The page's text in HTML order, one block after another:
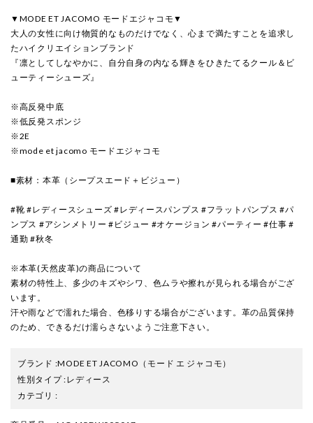
▼MODE ET JACOMO モードエジャコモ▼
大人の女性に向け物質的なものだけでなく、心まで満たすことを追求し
たハイクリエイションブランド
『凛としてしなやかに、自分自身の内なる輝きをひきたてるクール＆ビ
ューティーシューズ』
※高反発中底
※低反発スポンジ
※2E
※mode et jacomo モードエジャコモ
■素材：本革（シープスエード＋ビジュー）
#靴 #レディースシューズ #レディースパンプス #フラットパンプス #パ
ンプス #アシンメトリー #ビジュー #オケージョン #パーティー #仕事 #
通勤 #秋冬
※本革(天然皮革)の商品について
素材の特性上、多少のキズやシワ、色ムラや擦れが見られる場合がござ
います。
汗や雨などで濡れた場合、色移りする場合がございます。革の品質保持
のため、できるだけ濡らさないようご注意下さい。
ブランド :MODE ET JACOMO （モード エ ジャコモ）
性別タイプ:レディース
カテゴリ :